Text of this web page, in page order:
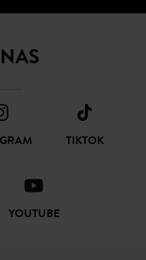
TIKTOK
YOUTUBE